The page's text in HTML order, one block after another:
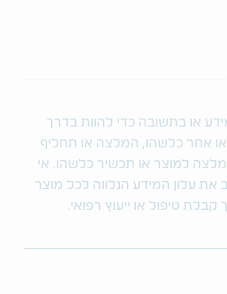
או בתשובה כדי להוות בדרך
או אחר כלשהו, המלצה או תחליף
למוצר או תכשיר כלשהו. אי
את עלון המידע הנלווה לכל מוצר
קבלת טיפול או ייעוץ רפואי.